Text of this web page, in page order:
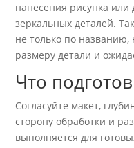
нанесения рисунка или
зеркальных деталей.
не только по названию,
размеру детали и
Что
Согласуйте макет,
сторону обработки и
выполняется для